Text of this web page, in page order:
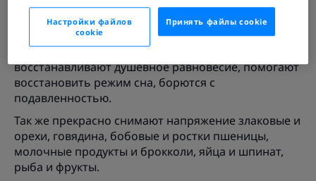
также фолиевой кислотой. Фолиевая кислота –
способна тонизировать нервную систему, с ее
участием происходит выработка красных
кровяных телец. Витамины D и В12
восстанавливают душевное равновесие, помогают
восстановить режим сна, борются с
подавленностью.
Так же прекрасно снимают напряжение злаковые и
орехи, говядина, бобовые и ростки пшеницы,
молочные продукты и брокколи, яйца и шпинат,
рыба и фрукты.
Принять файлы cookie
Настройки файлов
cookie